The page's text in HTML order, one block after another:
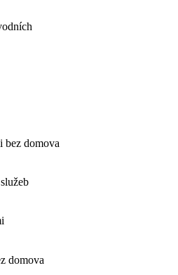
bez domova
domova